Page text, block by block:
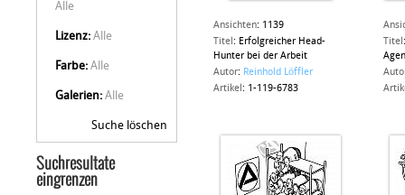
Alle
Lizenz: Alle
Farbe: Alle
Galerien: Alle
Suche löschen
Suchresultate
eingrenzen
Ansichten: 1139
Titel : Erfolgreicher Head-
Hunter bei der Arbeit
Autor: Reinhold Löffler
Artikel : 1-119-6783
Titel